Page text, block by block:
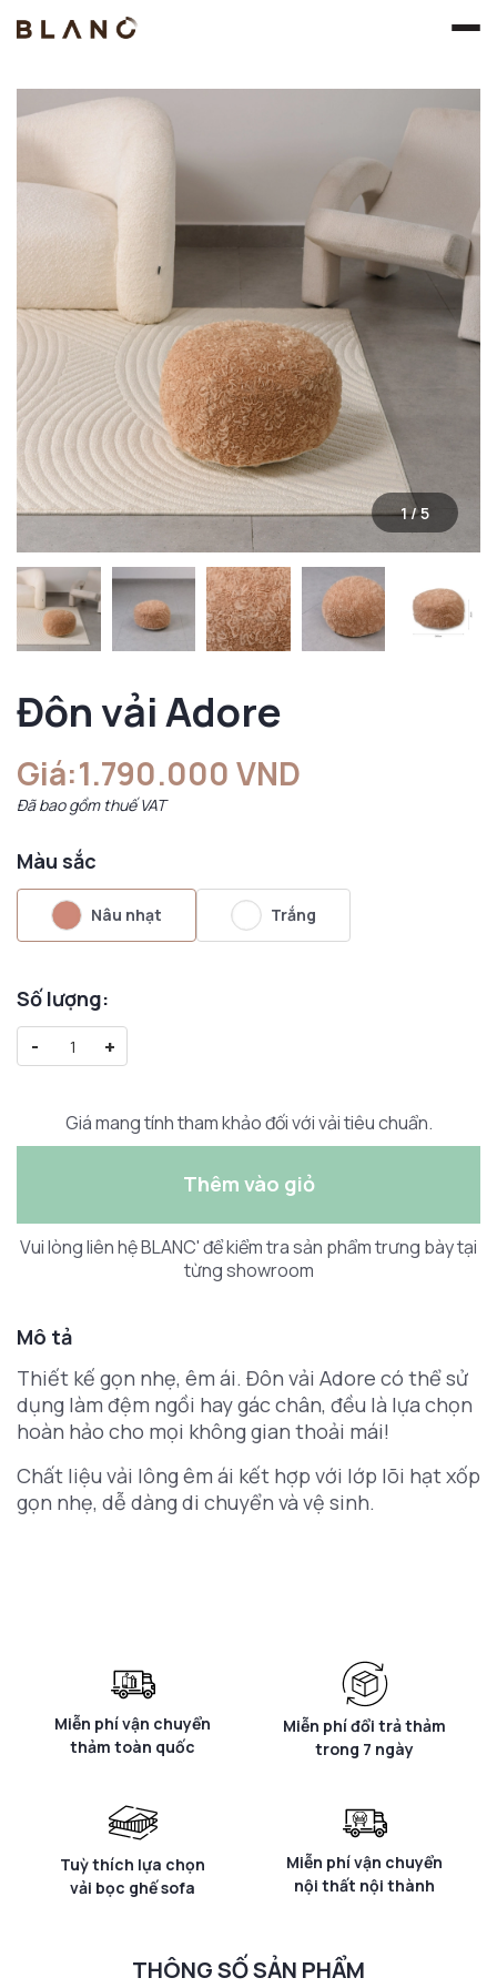
1/5
Đôn vải Adore
Giá:1.790.000 VND
Đã bao gồm thuế VAT
Màu sắc
Nâu nhạt Trắng
Số lượng:
-
+
Giá mang tính tham khảo đối với vải tiêu chuẩn.
Thêm vào giỏ
Vui lòng liên hệ BLANC' để kiểm tra sản phẩm trưng bày tại
từng showroom
Mô tả
Thiết kế gọn nhẹ, êm ái. Đôn vải Adore có thể sử
dụng làm đệm ngồi hay gác chân, đều là lựa chọn
hoàn hảo cho mọi không gian thoải mái!
Chất liệu vải lông êm ái kết hợp với lớp lõi hạt xốp
gọn nhẹ, dễ dàng di chuyển và vệ sinh.
Miễn phí vận chuyển
thảm toàn quốc
Miễn phí đổi trả thảm
trong 7 ngày
Tuỳ thích lựa chọn
vải bọc ghế sofa
Miễn phí vận chuyển
nội thất nội thành
THÔNG SỐ SẢN PHẨM